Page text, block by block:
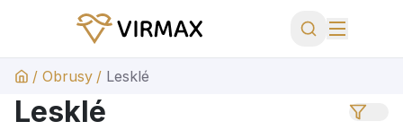
/ Obrusy / Lesklé
Lesklé